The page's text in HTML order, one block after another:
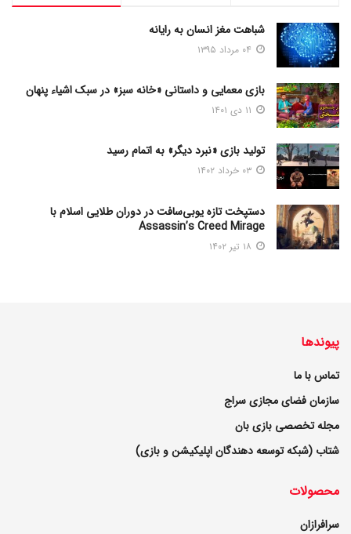
شباهت مغز انسان به رایانه
بازی معمایی و داستانی «خانه سبز» در سبک اشیاء پنهان
تولید بازی «نبرد دیگر» به اتمام رسید
دستپخت تازه یوبی‌سافت در دوران طلایی اسلام با
Assassin’s Creed Mirage
پیوندها
تماس با ما
سازمان فضای مجازی سراج
مجله تخصصی بازی بان
شتاب (شبکه توسعه دهندگان اپلیکیشن و بازی)
محصولات
سرافرازان